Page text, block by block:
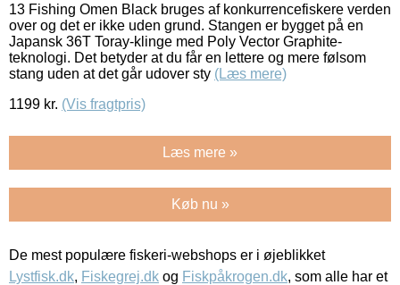
13 Fishing Omen Black bruges af konkurrencefiskere verden
over og det er ikke uden grund. Stangen er bygget på en
Japansk 36T Toray-klinge med Poly Vector Graphite-
teknologi. Det betyder at du får en lettere og mere følsom
stang uden at det går udover sty (Læs mere)
1199 kr. (Vis fragtpris)
Læs mere »
Køb nu »
De mest populære fiskeri-webshops er i øjeblikket
Lystfisk.dk, Fiskegrej.dk og Fiskpåkrogen.dk, som alle har et